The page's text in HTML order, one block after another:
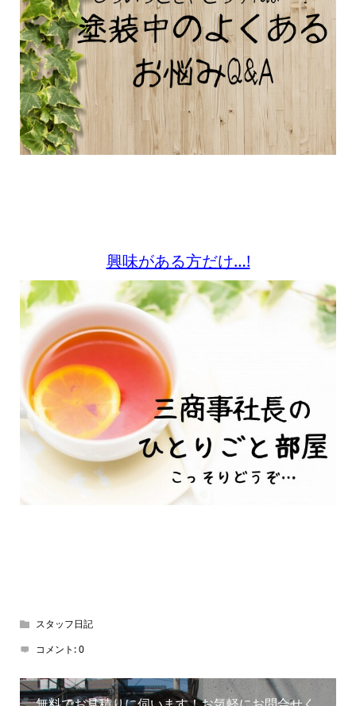
興味がある方だけ…!
スタッフ日記
コメント:0